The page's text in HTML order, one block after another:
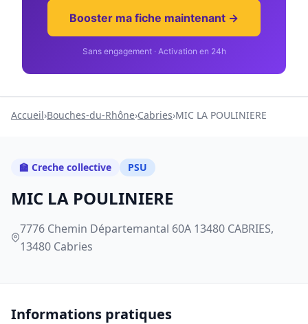
Booster ma fiche maintenant →
Sans engagement · Activation en 24h
Accueil›Bouches-du-Rhône›Cabries›MIC LA POULINIERE
🏫 Creche collective PSU
MIC LA POULINIERE
7776 Chemin Départemantal 60A 13480 CABRIES,
13480 Cabries
Informations pratiques